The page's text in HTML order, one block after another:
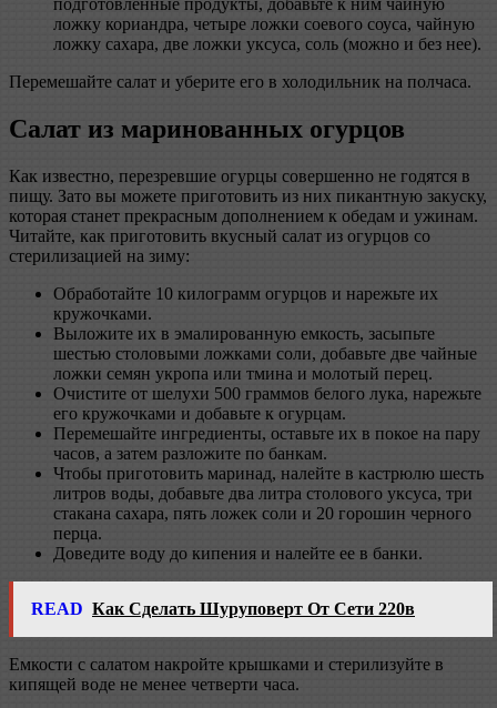
ложку кориандра, четыре ложки соевого соуса, чайную
ложку сахара, две ложки уксуса, соль (можно и без нее).
Перемешайте салат и уберите его в холодильник на полчаса.
Салат из маринованных огурцов
Как известно, перезревшие огурцы совершенно не годятся в
пищу. Зато вы можете приготовить из них пикантную закуску,
которая станет прекрасным дополнением к обедам и ужинам.
Читайте, как приготовить вкусный салат из огурцов со
стерилизацией на зиму:
Обработайте 10 килограмм огурцов и нарежьте их
кружочками.
Выложите их в эмалированную емкость, засыпьте
шестью столовыми ложками соли, добавьте две чайные
ложки семян укропа или тмина и молотый перец.
Очистите от шелухи 500 граммов белого лука, нарежьте
его кружочками и добавьте к огурцам.
Перемешайте ингредиенты, оставьте их в покое на пару
часов, а затем разложите по банкам.
Чтобы приготовить маринад, налейте в кастрюлю шесть
литров воды, добавьте два литра столового уксуса, три
стакана сахара, пять ложек соли и 20 горошин черного
перца.
Доведите воду до кипения и налейте ее в банки.
READ Как Сделать Шуруповерт От Сети 220в
Емкости с салатом накройте крышками и стерилизуйте в
кипящей воде не менее четверти часа.